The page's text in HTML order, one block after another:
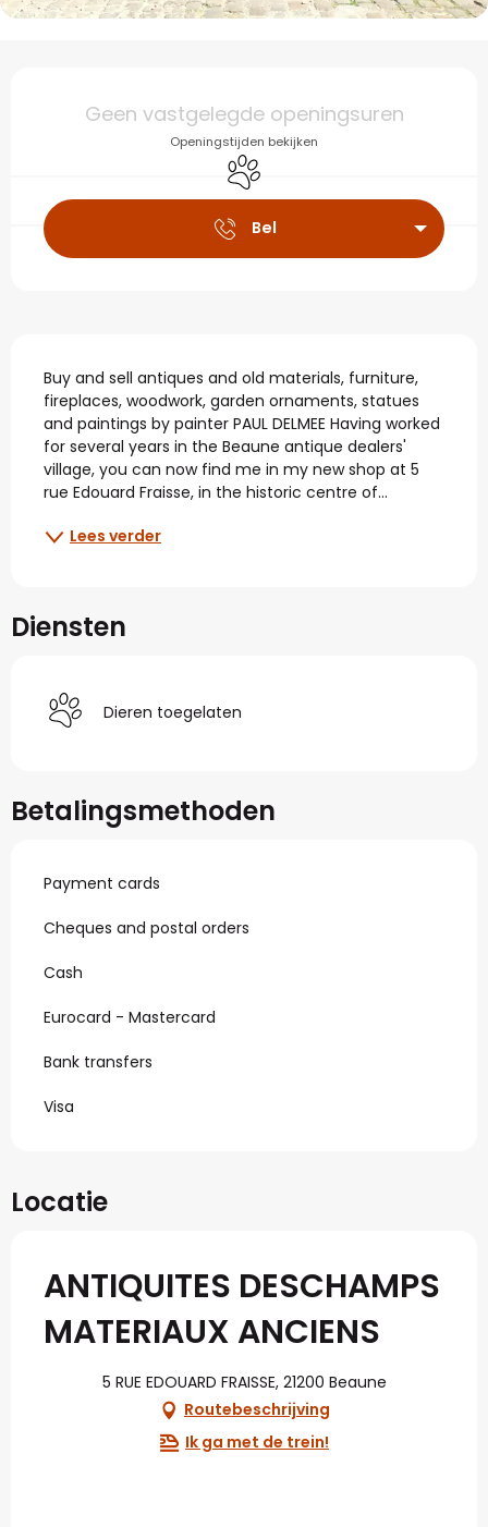
Openingstijden en
Geen vastgelegde openingsuren
Openingstijden bekijken
Dieren toegelaten
Bel
Beschrijving
Buy and sell antiques and old materials, furniture,
fireplaces, woodwork, garden ornaments, statues
and paintings by painter PAUL DELMEE Having worked
for several years in the Beaune antique dealers'
village, you can now find me in my new shop at 5
rue Edouard Fraisse, in the historic centre of...
Lees verder
Diensten
Dieren toegelaten
Betalingsmethoden
Payment cards
Cheques and postal orders
Cash
Eurocard - Mastercard
Bank transfers
Visa
Locatie
ANTIQUITES DESCHAMPS
MATERIAUX ANCIENS
5 RUE EDOUARD FRAISSE, 21200 Beaune
Routebeschrijving
Ik ga met de trein!